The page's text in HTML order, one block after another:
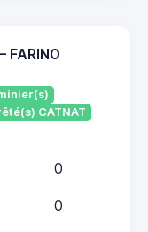
CATNAT
0
0